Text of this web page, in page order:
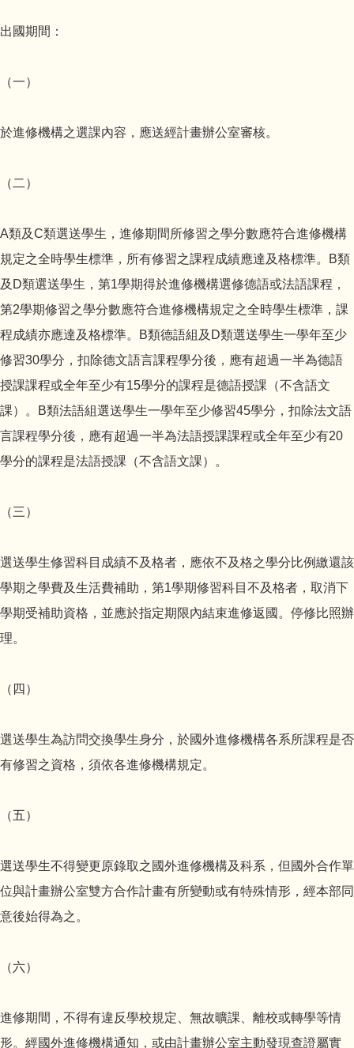
出國期間：
（一）
於進修機構之選課內容，應送經計畫辦公室審核。
（二）
A類及C類選送學生，進修期間所修習之學分數應符合進修機構
規定之全時學生標準，所有修習之課程成績應達及格標準。B類
及D類選送學生，第1學期得於進修機構選修德語或法語課程，
第2學期修習之學分數應符合進修機構規定之全時學生標準，課
程成績亦應達及格標準。B類德語組及D類選送學生一學年至少
修習30學分，扣除德文語言課程學分後，應有超過一半為德語
授課課程或全年至少有15學分的課程是德語授課（不含語文
課）。B類法語組選送學生一學年至少修習45學分，扣除法文語
言課程學分後，應有超過一半為法語授課課程或全年至少有20
學分的課程是法語授課（不含語文課）。
（三）
選送學生修習科目成績不及格者，應依不及格之學分比例繳還該
學期之學費及生活費補助，第1學期修習科目不及格者，取消下
學期受補助資格，並應於指定期限內結束進修返國。停修比照辦
理。
（四）
選送學生為訪問交換學生身分，於國外進修機構各系所課程是否
有修習之資格，須依各進修機構規定。
（五）
選送學生不得變更原錄取之國外進修機構及科系，但國外合作單
位與計畫辦公室雙方合作計畫有所變動或有特殊情形，經本部同
意後始得為之。
（六）
進修期間，不得有違反學校規定、無故曠課、離校或轉學等情
形。經國外進修機構通知，或由計畫辦公室主動發現查證屬實